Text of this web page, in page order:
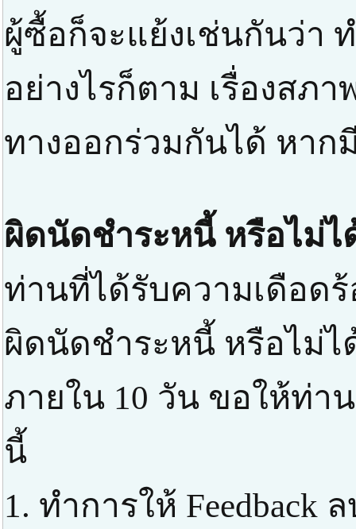
ผู้ซื้อก็จะแย้งเช่นกันว่า
อย่างไรก็ตาม เรื่องสภ
ทางออกร่วมกันได้ หาก
ผิดนัดชำระหนี้ หรือไม่ไ
ท่านที่ได้รับความเดือด
ผิดนัดชำระหนี้ หรือไม่ไ
ภายใน 10 วัน ขอให้ท่
นี้
1. ทำการให้ Feedback